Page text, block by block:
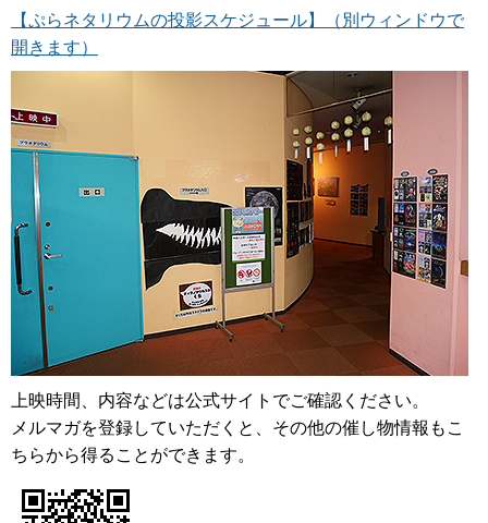
【ぷらネタリウムの投影スケジュール】（別ウィンドウで
開きます）
上映時間、内容などは公式サイトでご確認ください。
メルマガを登録していただくと、その他の催し物情報もこ
ちらから得ることができます。